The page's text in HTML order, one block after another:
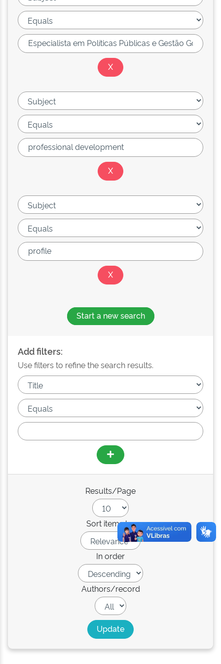
Start a new search
Add filters:
Use filters to refine the search results.
Results/Page
Sort items by
In order
Authors/record